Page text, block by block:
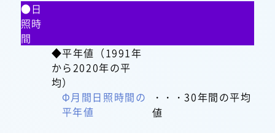
●日
照時
間
◆平年値（1991年
から2020年の平
均）
Φ月間日照時間の
平年値
・・・30年間の平均
値